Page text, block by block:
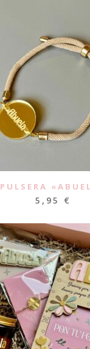
PULSERA
5,95 €